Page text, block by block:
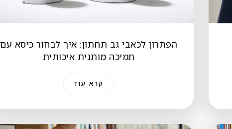
הפתרון לכאבי גב תחתון: איך לבחור כיסא עם
תמיכה מותנית איכותית
קרא עוד